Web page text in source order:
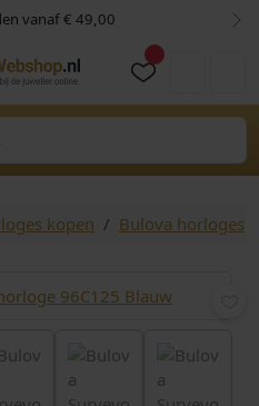
vanaf € 49,00
kopen Bulova horloges